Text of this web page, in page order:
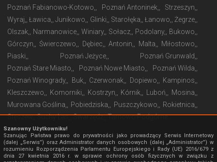
Poznań Fabianowo-Kotowo,
Poznań Antoninek,
Strzeszyn,
Wyraj,
Ławica, Junikowo, Glinki, Starołęka, Łanowo,
Żegrze,
Olszak,
Narmanowice, Winiary, Sołacz, Podolany,
Bukowo,
Górczyn,
Świerczewo, Dębiec, Antonin, Malta,
Miłostowo,
Piaski,
Poznań Jeżyce,
Poznań Grunwald,
Poznań Stare Miasto,
Poznań Nowe Miasto,
Poznań Wilda,
Poznań Winogrady,
Buk, Czerwonak, Dopiewo,
Kampinos,
Kleszczewo,
Komorniki, Kostrzyn, Kórnik, Luboń,
Mosina,
Murowana Goślina,
Pobiedziska, Puszczykowo,
Rokietnica,
Stęszew, Suchy Las, Swarzędz, Tarnowo Podgórne.
Regulamin Serwisu |Polityka Ochrony Prywatności|
Szanowny Użytkowniku!
Szanując Państwa prawo do prywatności jako prowadzący Serwis Internetowy
(dalej „Serwis”) oraz Administrator danych osobowych (dalej „Administrator”) w
rozumieniu Rozporządzenia Parlamentu Europejskiego i Rady (UE) 2016/679 z
dnia 27 kwietnia 2016 r. w sprawie ochrony osób fizycznych w związku z